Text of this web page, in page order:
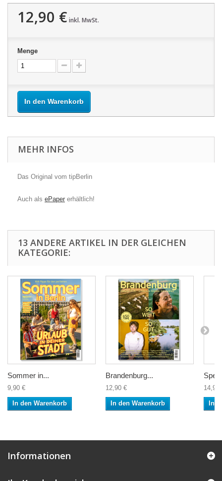
12,90 € inkl. MwSt.
Menge
In den Warenkorb
MEHR INFOS
Das Original vom tipBerlin
Auch als ePaper erhältlich!
13 ANDERE ARTIKEL IN DER GLEICHEN
KATEGORIE:
Sommer in...
9,90 €
In den Warenkorb
Brandenburg...
12,90 €
In den Warenkorb
14,90
In
Informationen